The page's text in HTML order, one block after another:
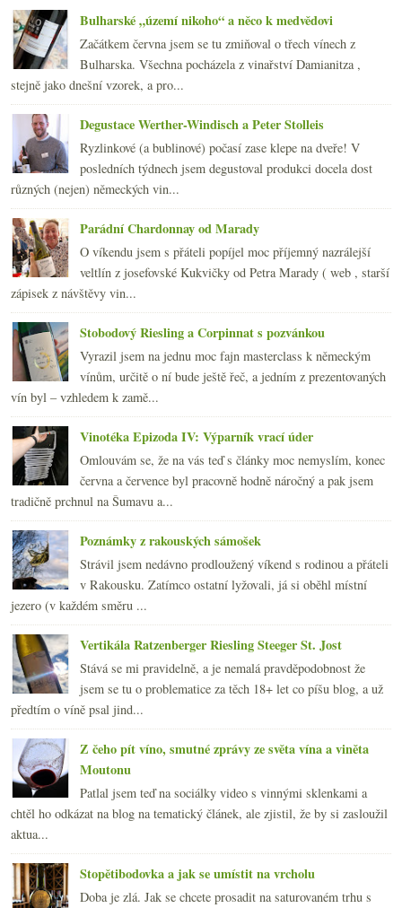
►dubna
►března
►února(20)
ledna (22)
2012
2011 (252)
►2010(249)
►2009(249)
►2008(270)
►2007(108)
Bulharské „území nikoho“ a něco k medvědovi
Začátkem června jsem se tu zmiňoval o třech vínech z
Bulharska. Všechna pocházela z vinařství Damianitza ,
stejně jako dnešní vzorek, a pro...
Degustace Werther-Windisch a Peter Stolleis
Ryzlinkové (a bublinové) počasí zase klepe na dveře! V
posledních týdnech jsem degustoval produkci docela dost
různých (nejen) německých vin...
Parádní Chardonnay od Marady
O víkendu jsem s přáteli popíjel moc příjemný nazrálejší
veltlín z josefovské Kukvičky od Petra Marady ( web , starší
zápisek z návštěvy vin...
Stobodový Riesling a Corpinnat s pozvánkou
Vyrazil jsem na jednu moc fajn masterclass k německým
vínům, určitě o ní bude ještě řeč, a jedním z prezentovaných
vín byl – vzhledem k zamě...
Vinotéka Epizoda IV: Výparník vrací úder
Omlouvám se, že na vás teď s články moc nemyslím, konec
června a července byl pracovně hodně náročný a pak jsem
tradičně prchnul na Šumavu a...
Poznámky z rakouských sámošek
Strávil jsem nedávno prodloužený víkend s rodinou a přáteli
v Rakousku. Zatímco ostatní lyžovali, já si oběhl místní
jezero (v každém směru ...
Vertikála Ratzenberger Riesling Steeger St. Jost
Stává se mi pravidelně, a je nemalá pravděpodobnost že
jsem se tu o problematice za těch 18+ let co píšu blog, a už
předtím o víně psal jind...
Z čeho pít víno, smutné zprávy ze světa vína a viněta
Moutonu
Patlal jsem teď na sociálky video s vinnými sklenkami a
chtěl ho odkázat na blog na tematický článek, ale zjistil, že by si zasloužil
aktua...
Stopětibodovka a jak se umístit na vrcholu
Doba je zlá. Jak se chcete prosadit na saturovaném trhu s